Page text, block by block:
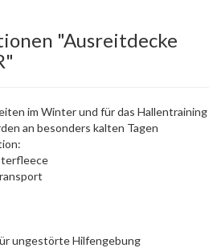
"Ausreitdecke
im Winter und für das Hallentraining
an besonders kalten Tagen
ungestörte Hilfengebung